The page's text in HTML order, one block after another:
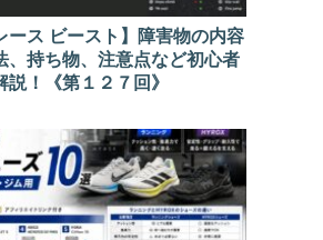
ース ビースト】障害物の内容
、持ち物、注意点など初心者
！《第１２７回》